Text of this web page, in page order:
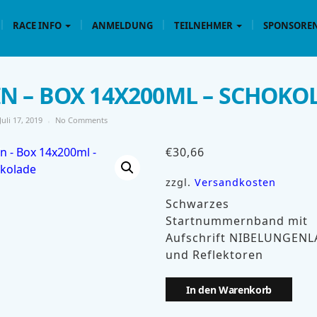
RACE INFO ANMELDUNG TEILNEHMER
– BOX 14X200ML –
Juli 17, 2019 No Comments
€30,66
zzgl.Versandkosten
Schwarzes
Startnummernband mit
Aufschrift
und Reflektoren
In den Warenkorb